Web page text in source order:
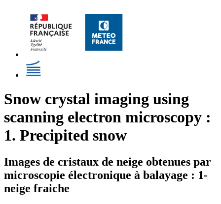
Snow crystal imaging using
scanning electron microscopy :
1. Precipited snow
Images de cristaux de neige obtenues par
microscopie électronique à balayage : 1-
neige fraiche